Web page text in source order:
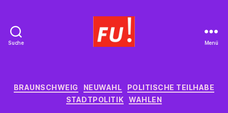
Suche Menü
Kategorien
BRAUNSCHWEIG NEUWAHL
POLITISCHE TEILHABE
STADTPOLITIK WAHLEN